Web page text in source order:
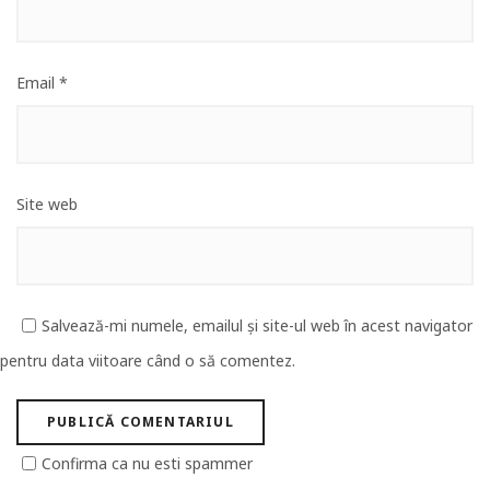
Email *
Site web
Salvează-mi numele, emailul și site-ul web în acest navigator
pentru data viitoare când o să comentez.
Confirma ca nu esti spammer